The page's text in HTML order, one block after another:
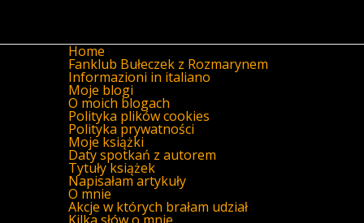
Home
Fanklub Bułeczek z Rozmarynem
Informazioni in italiano
Moje blogi
O moich blogach
Polityka plików cookies
Polityka prywatności
Moje książki
Daty spotkań z autorem
Tytuły książek
Napisałam artykuły
O mnie
Akcje w których brałam udział